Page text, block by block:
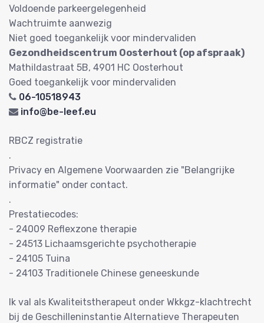
Voldoende parkeergelegenheid
Wachtruimte aanwezig
Niet goed toegankelijk voor mindervaliden
Gezondheidscentrum Oosterhout (op afspraak)
Mathildastraat 5B, 4901 HC Oosterhout
Goed toegankelijk voor mindervaliden
06-10518943
info@be-leef.eu
RBCZ registratie
.
Privacy en Algemene Voorwaarden zie "Belangrijke
informatie" onder contact.
.
Prestatiecodes:
- 24009 Reflexzone therapie
- 24513 Lichaamsgerichte psychotherapie
- 24105 Tuina
- 24103 Traditionele Chinese geneeskunde
Ik val als Kwaliteitstherapeut onder Wkkgz-klachtrecht
bij de Geschilleninstantie Alternatieve Therapeuten